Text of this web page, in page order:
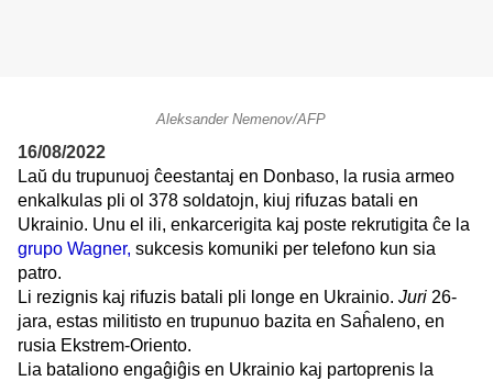
Aleksander Nemenov/AFP
16/08/2022
Laŭ du trupunuoj ĉeestantaj en Donbaso, la rusia armeo
enkalkulas pli ol 378 soldatojn, kiuj rifuzas batali en
Ukrainio. Unu el ili, enkarcerigita kaj poste rekrutigita ĉe la
grupo Wagner, sukcesis komuniki per telefono kun sia
patro.
Li rezignis kaj rifuzis batali pli longe en Ukrainio. Juri 26-
jara, estas militisto en trupunuo bazita en Saĥaleno, en
rusia Ekstrem-Oriento.
Lia bataliono engaĝiĝis en Ukrainio kaj partoprenis la